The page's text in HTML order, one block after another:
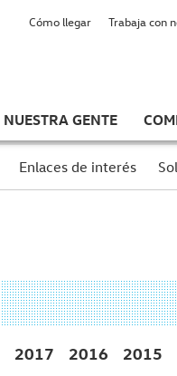
NUESTRA GENTE
Cómo llegar Trabaja con
Enlaces de interés
2017 2016 2015